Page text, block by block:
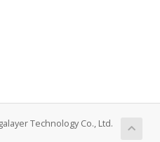
Technology Co., Ltd.